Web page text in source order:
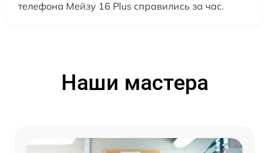
телефона Мейзу 16 Plus справились за час.
Наши мастера